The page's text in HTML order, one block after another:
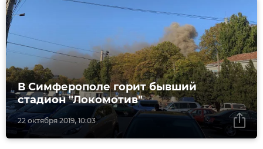
22 октября 2019, 10:03
В Симферополе горит бывший
стадион "Локомотив"